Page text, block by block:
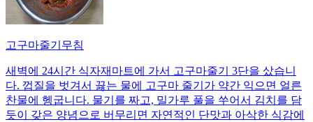
고구마줄기무침
새벽에 24시간 식자재마트에 가서 고구마줄기 3단을 샀습니
다. 껍질을 벗겨서 끓는 물에 고구마 줄기가 약간 익으면 얼른
찬물에 헹굽니다. 물기를 짜고, 밀가루 풀을 쑤어서 김치를 담
듯이 갖은 양념으로 버무리면 자연적인 단맛과 아삭한 식감에